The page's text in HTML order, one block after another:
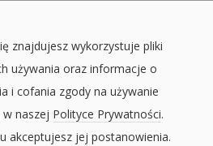
znajdujesz wykorzystuje pliki
używania oraz informacje o
i cofania zgody na używanie
naszej Polityce Prywatności.
akceptujesz jej postanowienia.